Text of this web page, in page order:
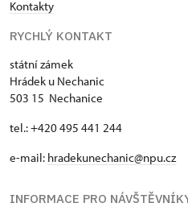
Kontakty
RYCHLÝ KONTAKT
státní zámek
Hrádek u Nechanic
503 15 Nechanice
tel.: +420 495 441 244
e-mail: hradekunechanic@npu.cz
INFORMACE PRO